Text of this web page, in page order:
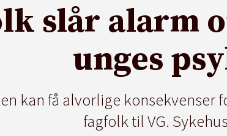
slår alarm
unges
kan få alvorlige konsekvenser
fagfolk til VG.